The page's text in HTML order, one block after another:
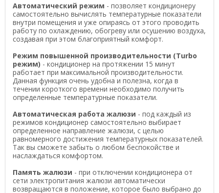
Автоматический режим - позволяет кондиционеру
самостоятельно вычислять температурные показатели
внутри помещения и уже опираясь от этого проводить
работу по охлаждению, обогреву или осушению воздуха,
создавая при этом благоприятный комфорт.
Режим повышенной производительности (Turbo
режим) - кондиционер на протяжении 15 минут
работает при максимальной производительности.
Данная функция очень удобна и полезна, когда в
течении короткого времени необходимо получить
определенные температурные показатели.
Автоматическая работа жалюзи - под каждый из
режимов кондиционер самостоятельно выбирает
определенное направление жалюзи, с целью
равномерного достижения температурных показателей.
Так вы сможете забыть о любом беспокойстве и
наслаждаться комфортом.
Память жалюзи - при отключении кондиционера от
сети электропитания жалюзи автоматически
возвращаются в положение, которое было выбрано до